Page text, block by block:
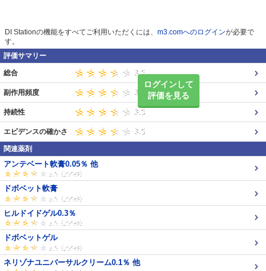
DI Stationの機能をすべてご利用いただくには、 m3.comへのログインが必要で
す。
評価サマリー
ログインして
評価を見る
総合
副作用頻度
持続性
エビデンスの確かさ
関連薬剤
アンテベート軟膏0.05％ 他
ドボベット軟膏
ヒルドイドゲル0.3％
ドボベットゲル
ネリゾナユニバーサルクリーム0.1％ 他